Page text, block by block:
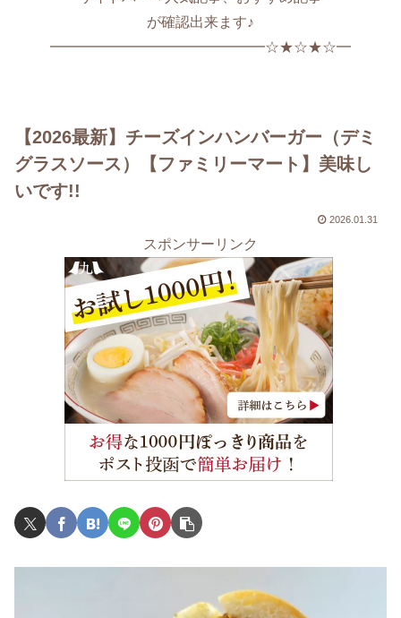
が確認出来ます♪
━━━━━━━━━━━━━━━☆★☆★☆━
【2026最新】チーズインハンバーガー（デミ
グラスソース）【ファミリーマート】美味し
いです!!
2026.01.31
スポンサーリンク